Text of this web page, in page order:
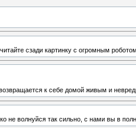
сзади картинку с огромным
к себе домой живым и
не волнуйся так сильно, с нами вы в